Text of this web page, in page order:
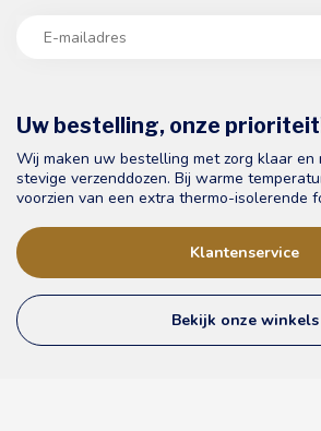
Uw bestelling, onze
Wij maken uw bestelling met zorg klaar en
stevige verzenddozen. Bij warme
voorzien van een extra thermo-isolerende
Klantenservice
Bekijk onze winkels